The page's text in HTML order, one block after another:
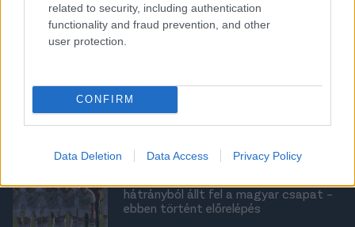
related to security, including authentication
functionality and fraud prevention, and other
user protection.
CONFIRM
Data Deletion Data Access Privacy Policy
segítője
UTÁNPÓTLÁS
hátrányból állt fel a magyar csapat –
ebben történt előrelépés